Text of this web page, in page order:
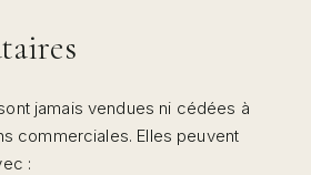
jamais vendues ni cédées à
commerciales. Elles peuvent
: